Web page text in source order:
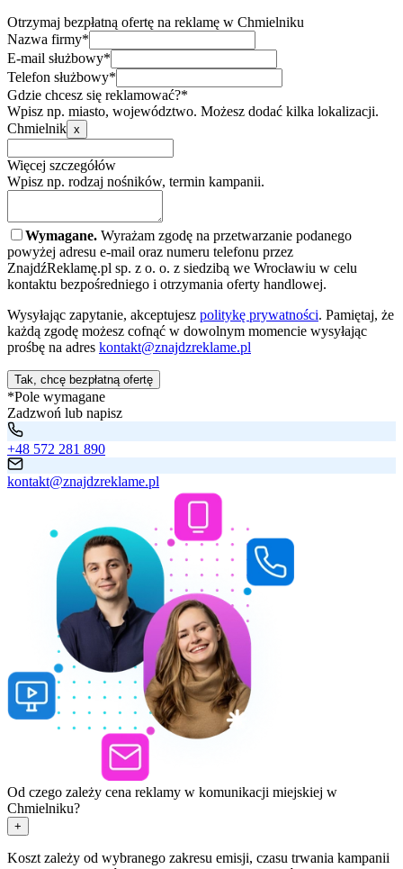
Otrzymaj bezpłatną ofertę na reklamę w Chmielniku
Nazwa firmy*
E-mail służbowy*
Telefon służbowy*
Gdzie chcesz się reklamować?*
Wpisz np. miasto, województwo. Możesz dodać kilka lokalizacji.
Chmielnik x
Więcej szczegółów
Wpisz np. rodzaj nośników, termin kampanii.
Wymagane. Wyrażam zgodę na przetwarzanie podanego
powyżej adresu e-mail oraz numeru telefonu przez
ZnajdźReklamę.pl sp. z o. o. z siedzibą we Wrocławiu w celu
kontaktu bezpośredniego i otrzymania oferty handlowej.
Wysyłając zapytanie, akceptujesz politykę prywatności. Pamiętaj, że
każdą zgodę możesz cofnąć w dowolnym momencie wysyłając
prośbę na adres kontakt@znajdzreklame.pl
Tak, chcę bezpłatną ofertę
*Pole wymagane
Zadzwoń lub napisz
+48 572 281 890
kontakt@znajdzreklame.pl
Od czego zależy cena reklamy w komunikacji miejskiej w
Chmielniku?
+
Koszt zależy od wybranego zakresu emisji, czasu trwania kampanii